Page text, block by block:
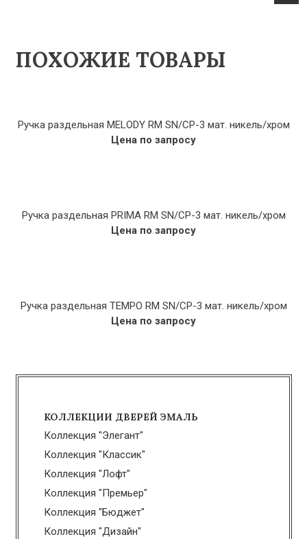
ПОХОЖИЕ ТОВАРЫ
Ручка раздельная MELODY RM SN/CP-3 мат. никель/хром
Цена по запросу
Ручка раздельная PRIMA RM SN/CP-3 мат. никель/хром
Цена по запросу
Ручка раздельная TEMPO RM SN/CP-3 мат. никель/хром
Цена по запросу
КОЛЛЕКЦИИ ДВЕРЕЙ ЭМАЛЬ
Коллекция "Элегант"
Коллекция "Классик"
Коллекция "Лофт"
Коллекция "Премьер"
Коллекция "Бюджет"
Коллекция "Дизайн"